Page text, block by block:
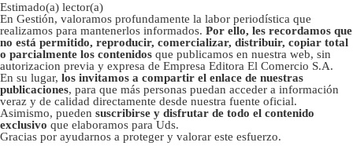
Estimado(a) lector(a)
En Gestión, valoramos profundamente la labor periodística que
realizamos para mantenerlos informados. Por ello, les recordamos que
no está permitido, reproducir, comercializar, distribuir, copiar total
o parcialmente los contenidos que publicamos en nuestra web, sin
autorizacion previa y expresa de Empresa Editora El Comercio S.A.
En su lugar, los invitamos a compartir el enlace de nuestras
publicaciones, para que más personas puedan acceder a información
veraz y de calidad directamente desde nuestra fuente oficial.
Asimismo, pueden suscribirse y disfrutar de todo el contenido
exclusivo que elaboramos para Uds.
Gracias por ayudarnos a proteger y valorar este esfuerzo.